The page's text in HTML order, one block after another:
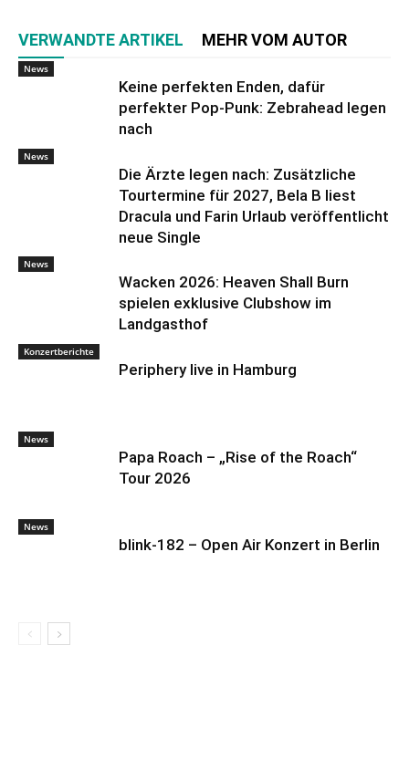
VERWANDTE ARTIKEL MEHR VOM AUTOR
News
Keine perfekten Enden, dafür
perfekter Pop-Punk: Zebrahead legen
nach
News
Die Ärzte legen nach: Zusätzliche
Tourtermine für 2027, Bela B liest
Dracula und Farin Urlaub veröffentlicht
neue Single
News
Wacken 2026: Heaven Shall Burn
spielen exklusive Clubshow im
Landgasthof
Konzertberichte
Periphery live in Hamburg
News
Papa Roach – „Rise of the Roach“
Tour 2026
News
blink-182 – Open Air Konzert in Berlin